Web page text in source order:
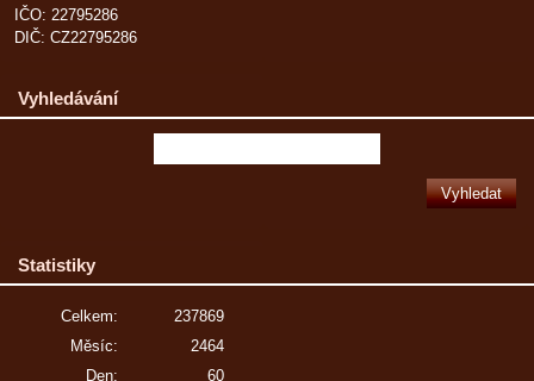
IČO: 22795286
DIČ: CZ22795286
Vyhledávání
Statistiky
Celkem:
237869
Měsíc:
2464
Den:
60